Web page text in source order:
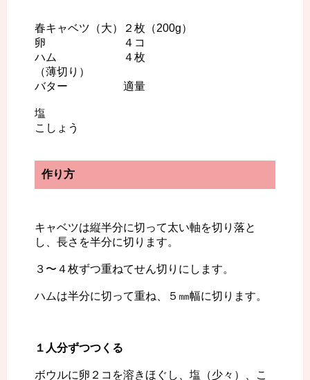
春キャベツ（大）２枚（200g）
卵 ４コ
ハム ４枚
（薄切り）
バター 適量
塩
こしょう
作り方
キャベツは縦半分に切って太い軸を切り落と
し、長さを半分に切ります。
３〜４枚ずつ重ねてせん切りにします。
ハムは半分に切って重ね、５㎜幅に切ります。
１人分ずつつくる
ボウルに卵２コを溶きほぐし、塩（少々）、こ